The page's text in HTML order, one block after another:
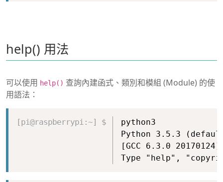
help() 用法
可以使用 help() 查詢內建函式、類別和模組 (Module) 的使
用語法：
python3
Python 3.5.3
[GCC 6.3.0
Type "help",